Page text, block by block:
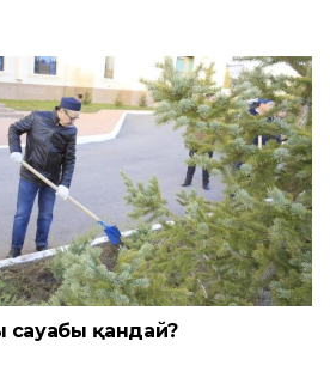
сауабы қандай?